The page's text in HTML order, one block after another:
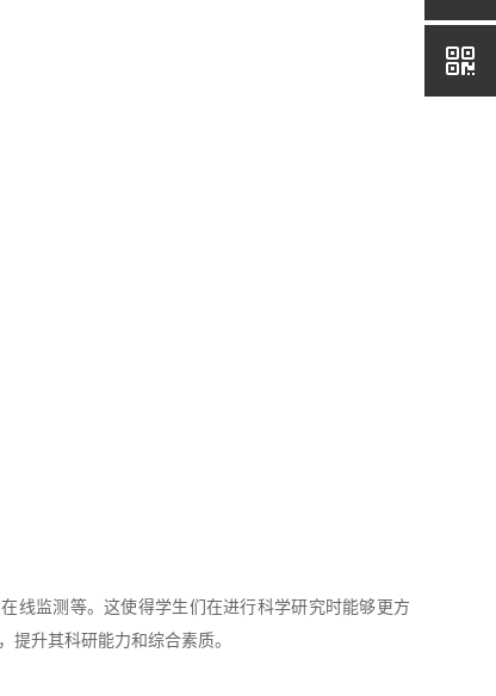
监测等。这使得学生们在进行科学研究时能够更方
升其科研能力和综合素质。